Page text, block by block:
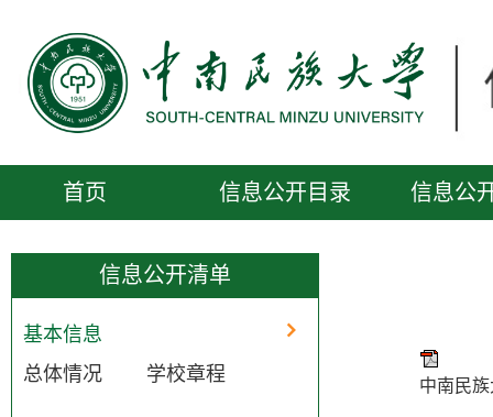
首页 信息公开目录 信息公
信息公开清单
基本信息
总体情况
学校章程
中南民